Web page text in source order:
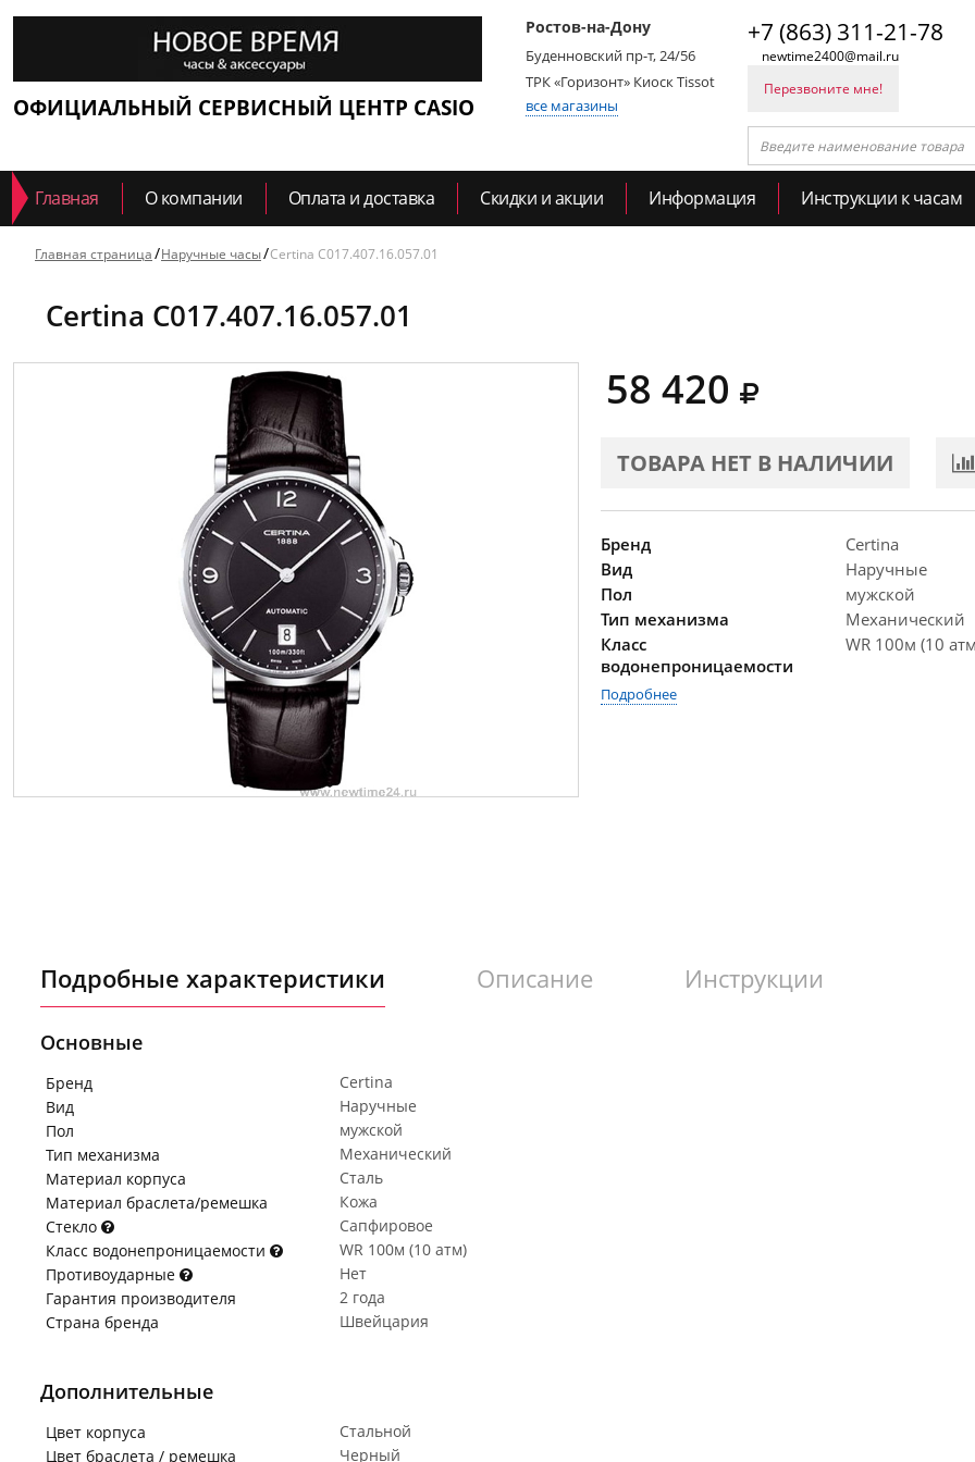
ОФИЦИАЛЬНЫЙ СЕРВИСНЫЙ ЦЕНТР CASIO
Ростов-на-Дону
Буденновский пр-т, 24/56
ТРК «Горизонт» Киоск Tissot
все магазины
+7 (863) 311-21-78
newtime2400@mail.ru
Перезвоните мне!
Главная О компании Оплата и доставка Скидки и акции Информация Инструкции к часам
Главная страница Наручные часы Certina C017.407.16.057.01
Certina C017.407.16.057.01
58 420
ТОВАРА НЕТ В НАЛИЧИИ
Бренд
Certina
Вид
Наручные
Пол
мужской
Тип механизма
Механический
Класс
водонепроницаемости
WR 100м (10
Подробнее
Подробные характеристики Описание Инструкции
Основные
Бренд
Certina
Вид
Наручные
Пол
мужской
Тип механизма
Механический
Материал корпуса
Сталь
Материал браслета/ремешка
Кожа
Стекло
Сапфировое
Класс водонепроницаемости
WR 100м (10 атм)
Противоударные
Нет
Гарантия производителя
2 года
Страна бренда
Швейцария
Дополнительные
Цвет корпуса
Стальной
Цвет браслета / ремешка
Черный